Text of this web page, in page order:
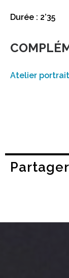
Durée : 2’35
Atelier
Partager